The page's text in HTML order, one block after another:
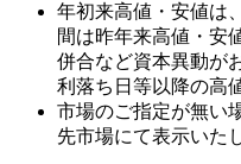
年初来高値・安値は
間は昨年来高値・安
併合など資本異動が
利落ち日等以降の高
市場のご指定が無い
先市場にて表示いた